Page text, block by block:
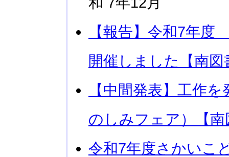
【報告】令和7年
開催しました【南図
【中間発表】工作
のしみフェア）【南
令和7年度さかいこ